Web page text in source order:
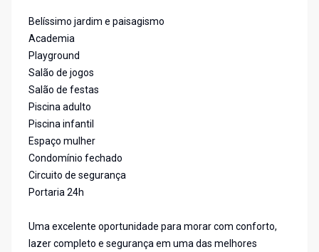
Belíssimo jardim e paisagismo
Academia
Playground
Salão de jogos
Salão de festas
Piscina adulto
Piscina infantil
Espaço mulher
Condomínio fechado
Circuito de segurança
Portaria 24h
Uma excelente oportunidade para morar com conforto,
lazer completo e segurança em uma das melhores